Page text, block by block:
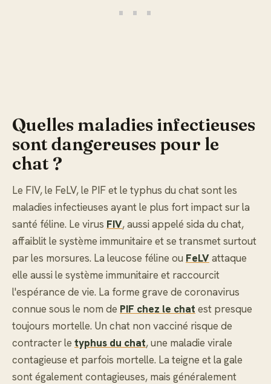
Quelles maladies infectieuses
sont dangereuses pour le
chat ?
Le FIV, le FeLV, le PIF et le typhus du chat sont les
maladies infectieuses ayant le plus fort impact sur la
santé féline. Le virus FIV, aussi appelé sida du chat,
affaiblit le système immunitaire et se transmet surtout
par les morsures. La leucose féline ou FeLVattaque
elle aussi le système immunitaire et raccourcit
l'espérance de vie. La forme grave de coronavirus
connue sous le nom de PIF chez le chat est presque
toujours mortelle. Un chat non vacciné risque de
contracter le typhus du chat, une maladie virale
contagieuse et parfois mortelle. La teigne et la gale
sont également contagieuses, mais généralement